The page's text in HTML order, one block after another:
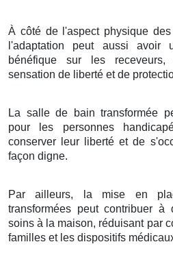
À côté de l'aspect physique
l'adaptation peut aussi avoir
bénéfique sur les
sensation de liberté et de
La salle de bain transformée
pour les personnes
conserver leur liberté et de
façon digne.
Par ailleurs, la mise en
transformées peut contribuer
soins à la maison, réduisant par
familles et les dispositifs